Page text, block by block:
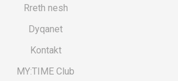
Rreth nesh
Dyqanet
Kontakt
MY:TIME Club